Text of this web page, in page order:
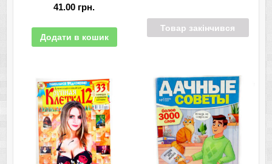
41.00 грн.
Додати в кошик
Товар закінчився